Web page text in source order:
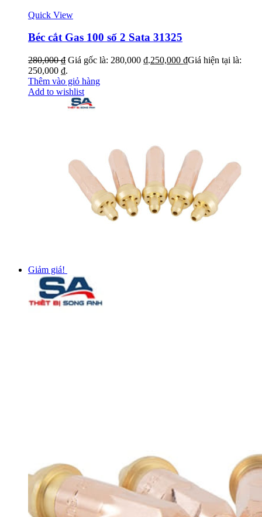
Quick View
Béc cắt Gas 100 số 2 Sata 31325
280,000₫ Giá gốc là: 280,000 ₫.250,000 ₫Giá hiện tại là:
250,000 ₫.
Thêm vào giỏ hàng
Add to wishlist
Giảm giá!